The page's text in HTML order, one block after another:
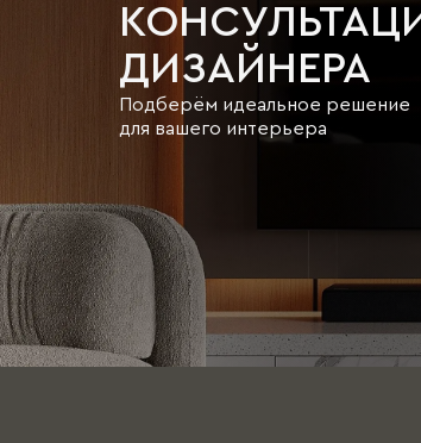
ДИЗАЙНЕРА
Подберём идеальное решение
для вашего интерьера